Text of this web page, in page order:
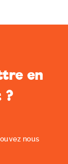
en
?
nous